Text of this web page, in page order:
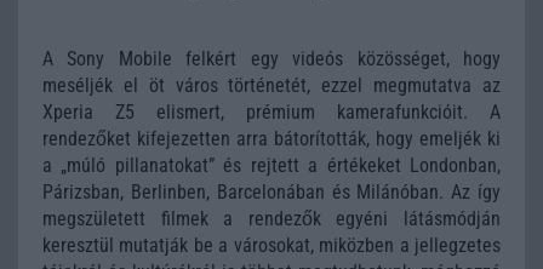
A Sony Mobile felkért egy videós közösséget, hogy
meséljék el öt város történetét, ezzel megmutatva az
Xperia Z5 elismert, prémium kamerafunkcióit. A
rendezőket kifejezetten arra bátorították, hogy emeljék ki
a „múló pillanatokat” és rejtett a értékeket Londonban,
Párizsban, Berlinben, Barcelonában és Milánóban. Az így
megszületett filmek a rendezők egyéni látásmódján
keresztül mutatják be a városokat, miközben a jellegzetes